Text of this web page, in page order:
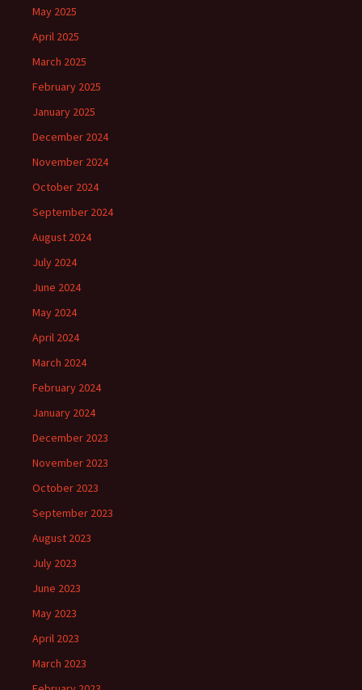
May 2025
April 2025
March 2025
February 2025
January 2025
December 2024
November 2024
October 2024
September 2024
August 2024
July 2024
June 2024
May 2024
April 2024
March 2024
February 2024
January 2024
December 2023
November 2023
October 2023
September 2023
August 2023
July 2023
June 2023
May 2023
April 2023
March 2023